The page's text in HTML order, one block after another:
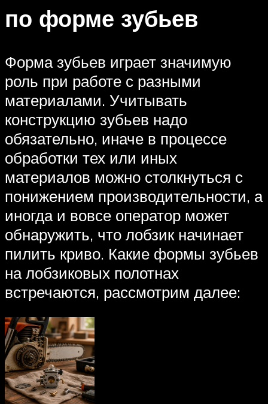
по форме зубьев
Форма зубьев играет значимую
роль при работе с разными
материалами. Учитывать
конструкцию зубьев надо
обязательно, иначе в процессе
обработки тех или иных
материалов можно столкнуться с
понижением производительности, а
иногда и вовсе оператор может
обнаружить, что лобзик начинает
пилить криво. Какие формы зубьев
на лобзиковых полотнах
встречаются, рассмотрим далее: